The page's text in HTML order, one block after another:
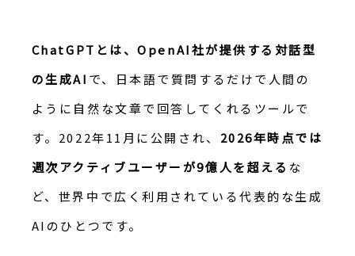
ChatGPTとは、OpenAI社が提供する対話型
の生成AI で、日本語で質問するだけで人間の
ように自然な文章で回答してくれるツールで
す。2022年11月に公開され、 2026年時点では
週次アクティブユーザーが9億人を超える な
ど、世界中で広く利用されている代表的な生成
AIのひとつです。